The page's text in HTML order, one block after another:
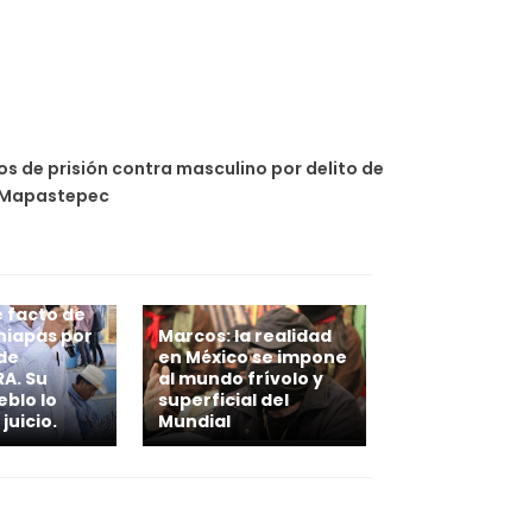
de prisión contra masculino por delito de
4
facto de
por
Su
lo
Marcos: la realidad
en México se impone
al mundo frívolo y
superficial del
Mundial